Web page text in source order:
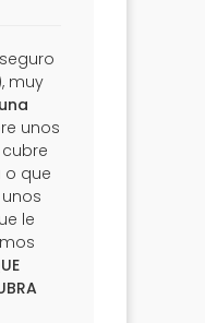
muy
unos
o que
le